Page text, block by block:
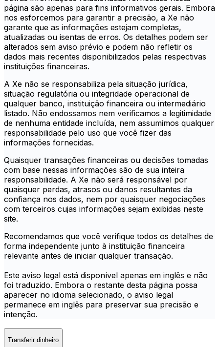
página são apenas para fins informativos gerais. Embora
nos esforcemos para garantir a precisão, a Xe não
garante que as informações estejam completas,
atualizadas ou isentas de erros. Os detalhes podem ser
alterados sem aviso prévio e podem não refletir os
dados mais recentes disponibilizados pelas respectivas
instituições financeiras.
A Xe não se responsabiliza pela situação jurídica,
situação regulatória ou integridade operacional de
qualquer banco, instituição financeira ou intermediário
listado. Não endossamos nem verificamos a legitimidade
de nenhuma entidade incluída, nem assumimos qualquer
responsabilidade pelo uso que você fizer das
informações fornecidas.
Quaisquer transações financeiras ou decisões tomadas
com base nessas informações são de sua inteira
responsabilidade. A Xe não será responsável por
quaisquer perdas, atrasos ou danos resultantes da
confiança nos dados, nem por quaisquer negociações
com terceiros cujas informações sejam exibidas neste
site.
Recomendamos que você verifique todos os detalhes de
forma independente junto à instituição financeira
relevante antes de iniciar qualquer transação.
Este aviso legal está disponível apenas em inglês e não
foi traduzido. Embora o restante desta página possa
aparecer no idioma selecionado, o aviso legal
permanece em inglês para preservar sua precisão e
intenção.
Transferir dinheiro